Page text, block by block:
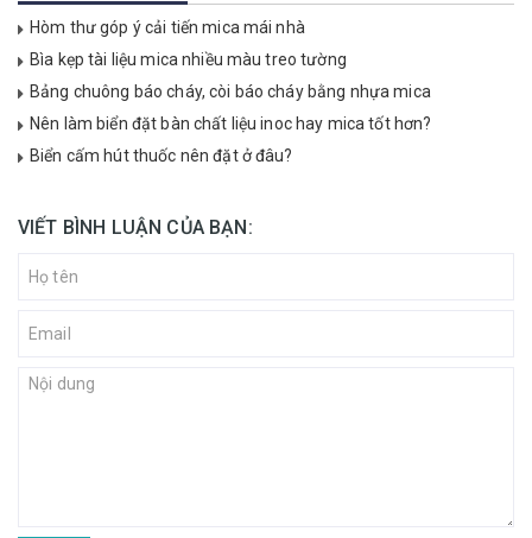
Hòm thư góp ý cải tiến mica mái nhà
Bìa kẹp tài liệu mica nhiều màu treo tường
Bảng chuông báo cháy, còi báo cháy bằng nhựa mica
Nên làm biển đặt bàn chất liệu inoc hay mica tốt hơn?
Biển cấm hút thuốc nên đặt ở đâu?
VIẾT BÌNH LUẬN CỦA BẠN: